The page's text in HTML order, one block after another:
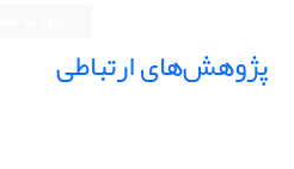
پژوهش‌های ارتباطی